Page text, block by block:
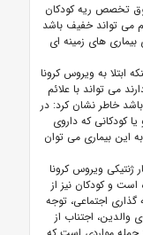
تخصص ریه کودکان
۱۹ در کودکان سالم می تواند خفیف باشد
بیماری های زمینه ای
ابتلا به ویروس کرونا
می تواند با علائم
خاطر نشان کرد: در
کودکانی که داروی
این بیماری می توان
ژنتیکی ویروس کرونا
و کودکان نیز از
گذاری اجتماعی، توجه
اجتناب از